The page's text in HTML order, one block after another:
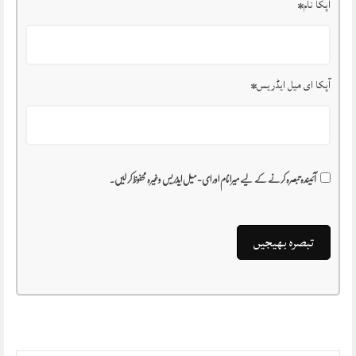
آپکا نام*
آپکا ای میل ایڈریس*
آئیندہ تبصرہ کرنے کے لیے میرا نام اور ای-میل ایڈریس وغیرہ محفوظ کر لیں۔